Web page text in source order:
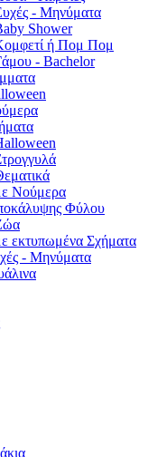
- Μηνύματα
Shower
ή Πομ Πομ
- Bachelor
Νούμερα
Φύλου
εκτυπωμένα Σχήματα
- Μηνύματα